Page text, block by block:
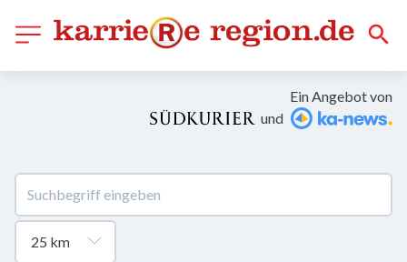
Ein Angebot von
und